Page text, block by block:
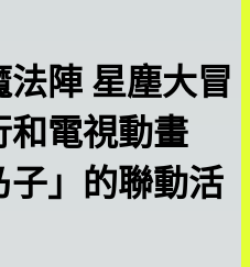
陣 星塵大冒
和電視動畫
子」的聯動活